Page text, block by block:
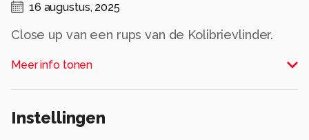
16 augustus, 2025
Close up van een rups van de Kolibrievlinder.
Alle rechten voorbehouden
Meer info tonen
Instellingen